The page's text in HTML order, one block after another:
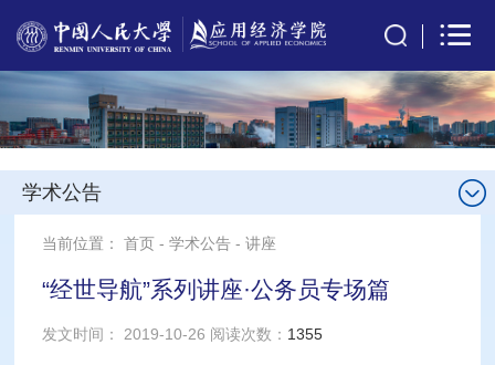
学术公告
当前位置：首页 -学术公告 -讲座
“经世导航”系列讲座·公务员专场篇
发文时间： 2019-10-26 阅读次数： 1355